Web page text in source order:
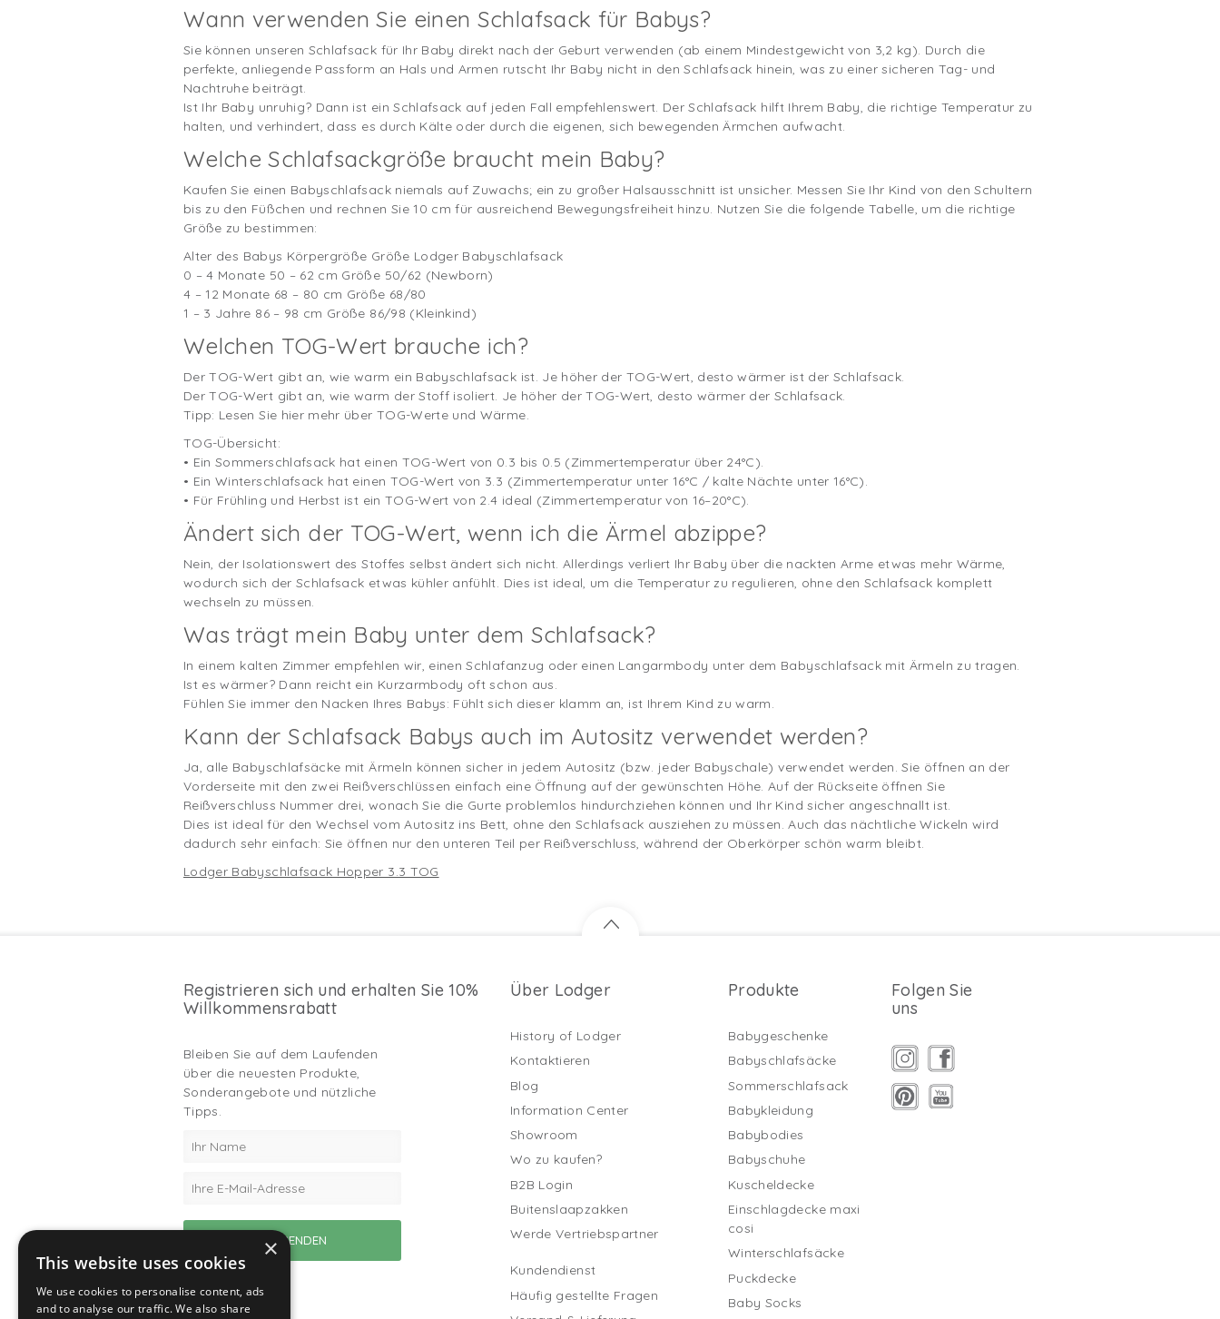
Wann verwenden Sie einen Schlafsack für Babys?
Sie können unseren Schlafsack für Ihr Baby direkt nach der Geburt verwenden (ab einem Mindestgewicht von 3,2 kg). Durch die
perfekte, anliegende Passform an Hals und Armen rutscht Ihr Baby nicht in den Schlafsack hinein, was zu einer sicheren Tag- und
Nachtruhe beiträgt.
Ist Ihr Baby unruhig? Dann ist ein Schlafsack auf jeden Fall empfehlenswert. Der Schlafsack hilft Ihrem Baby, die richtige Temperatur zu
halten, und verhindert, dass es durch Kälte oder durch die eigenen, sich bewegenden Ärmchen aufwacht.
Welche Schlafsackgröße braucht mein Baby?
Kaufen Sie einen Babyschlafsack niemals auf Zuwachs; ein zu großer Halsausschnitt ist unsicher. Messen Sie Ihr Kind von den Schultern
bis zu den Füßchen und rechnen Sie 10 cm für ausreichend Bewegungsfreiheit hinzu. Nutzen Sie die folgende Tabelle, um die richtige
Größe zu bestimmen:
Alter des Babys Körpergröße Größe Lodger Babyschlafsack
0 – 4 Monate 50 – 62 cm Größe 50/62 (Newborn)
4 – 12 Monate 68 – 80 cm Größe 68/80
1 – 3 Jahre 86 – 98 cm Größe 86/98 (Kleinkind)
Welchen TOG-Wert brauche ich?
Der TOG-Wert gibt an, wie warm ein Babyschlafsack ist. Je höher der TOG-Wert, desto wärmer ist der Schlafsack.
Der TOG-Wert gibt an, wie warm der Stoff isoliert. Je höher der TOG-Wert, desto wärmer der Schlafsack.
Tipp: Lesen Sie hier mehr über TOG-Werte und Wärme.
TOG-Übersicht:
• Ein Sommerschlafsack hat einen TOG-Wert von 0.3 bis 0.5 (Zimmertemperatur über 24°C).
• Ein Winterschlafsack hat einen TOG-Wert von 3.3 (Zimmertemperatur unter 16°C / kalte Nächte unter 16°C).
• Für Frühling und Herbst ist ein TOG-Wert von 2.4 ideal (Zimmertemperatur von 16–20°C).
Ändert sich der TOG-Wert, wenn ich die Ärmel abzippe?
Nein, der Isolationswert des Stoffes selbst ändert sich nicht. Allerdings verliert Ihr Baby über die nackten Arme etwas mehr Wärme,
wodurch sich der Schlafsack etwas kühler anfühlt. Dies ist ideal, um die Temperatur zu regulieren, ohne den Schlafsack komplett
wechseln zu müssen.
Was trägt mein Baby unter dem Schlafsack?
In einem kalten Zimmer empfehlen wir, einen Schlafanzug oder einen Langarmbody unter dem Babyschlafsack mit Ärmeln zu tragen.
Ist es wärmer? Dann reicht ein Kurzarmbody oft schon aus.
Fühlen Sie immer den Nacken Ihres Babys: Fühlt sich dieser klamm an, ist Ihrem Kind zu warm.
Kann der Schlafsack Babys auch im Autositz verwendet werden?
Ja, alle Babyschlafsäcke mit Ärmeln können sicher in jedem Autositz (bzw. jeder Babyschale) verwendet werden. Sie öffnen an der
Vorderseite mit den zwei Reißverschlüssen einfach eine Öffnung auf der gewünschten Höhe. Auf der Rückseite öffnen Sie
Reißverschluss Nummer drei, wonach Sie die Gurte problemlos hindurchziehen können und Ihr Kind sicher angeschnallt ist.
Dies ist ideal für den Wechsel vom Autositz ins Bett, ohne den Schlafsack ausziehen zu müssen. Auch das nächtliche Wickeln wird
dadurch sehr einfach: Sie öffnen nur den unteren Teil per Reißverschluss, während der Oberkörper schön warm bleibt.
Lodger Babyschlafsack Hopper 3.3 TOG
Registrieren sich und erhalten Sie 10%
Willkommensrabatt
Bleiben Sie auf dem Laufenden
über die neuesten Produkte,
Sonderangebote und nützliche
Tipps.
Über Lodger
History of Lodger
Kontaktieren
Blog
Information Center
Showroom
Wo zu kaufen?
B2B Login
Buitenslaapzakken
Werde Vertriebspartner
Kundendienst
Häufig gestellte Fragen
Produkte
Babygeschenke
Babyschlafsäcke
Sommerschlafsack
Babykleidung
Babybodies
Babyschuhe
Kuscheldecke
Einschlagdecke maxi
cosi
Winterschlafsäcke
Puckdecke
Baby Socks
Folgen Sie
uns
×
This website uses cookies
We use cookies to personalise content, ads
and to analyse our traffic. We also share